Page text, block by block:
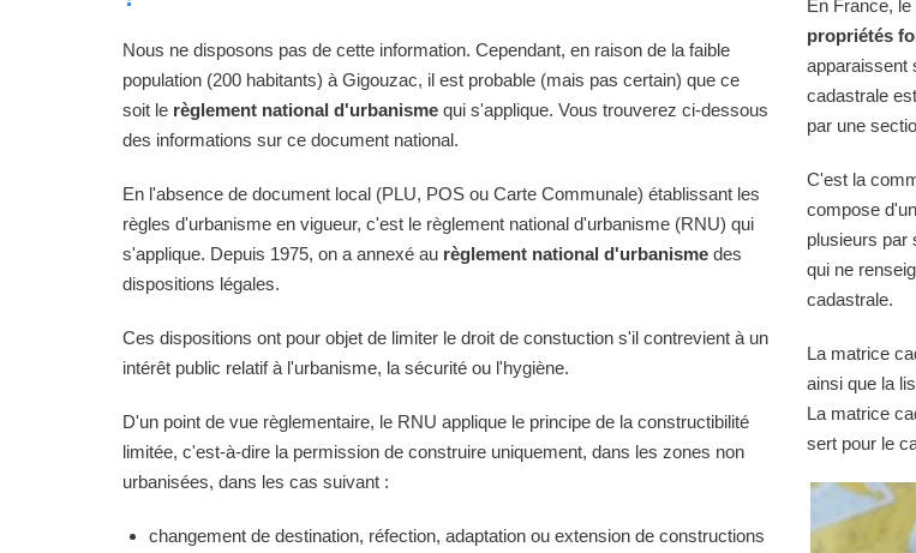
Nous ne disposons pas de cette information. Cependant, en raison de la faible
population (200 habitants) à Gigouzac, il est probable (mais pas certain) que ce
soit le règlement national d'urbanisme qui s'applique. Vous trouverez ci-dessous
des informations sur ce document national.
En l'absence de document local (PLU, POS ou Carte Communale) établissant les
règles d'urbanisme en vigueur, c'est le règlement national d'urbanisme (RNU) qui
s'applique. Depuis 1975, on a annexé au règlement national d'urbanisme des
dispositions légales.
Ces dispositions ont pour objet de limiter le droit de constuction s'il contrevient à un
intérêt public relatif à l'urbanisme, la sécurité ou l'hygiène.
D'un point de vue règlementaire, le RNU applique le principe de la constructibilité
limitée, c'est-à-dire la permission de construire uniquement, dans les zones non
urbanisées, dans les cas suivant :
changement de destination, réfection, adaptation ou extension de constructions
En France,
propriétés
apparaissent
cadastrale
par une
C'est la
compose
plusieurs par
qui ne
cadastrale.
La matrice
ainsi que la
La matrice
sert pour le